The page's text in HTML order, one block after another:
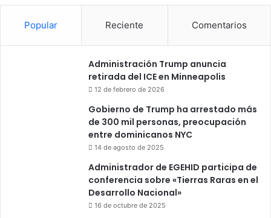
Popular Reciente Comentarios
Administración Trump anuncia
retirada del ICE en Minneapolis
12 de febrero de 2026
Gobierno de Trump ha arrestado más
de 300 mil personas, preocupación
entre dominicanos NYC
14 de agosto de 2025
Administrador de EGEHID participa de
conferencia sobre «Tierras Raras en el
Desarrollo Nacional»
16 de octubre de 2025